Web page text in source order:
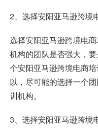
2、选择安阳亚马逊跨境
选择安阳亚马逊跨境电
机构的团队是否强大，
个安阳亚马逊跨境电商
以，尽可能的选择一个
训机构。
3、选择安阳亚马逊跨境